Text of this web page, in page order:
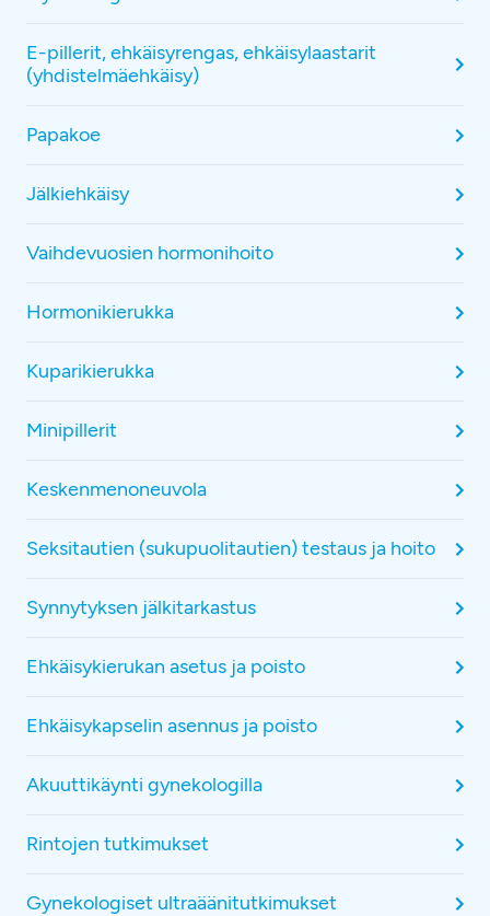
E-pillerit, ehkäisyrengas, ehkäisylaastarit
(yhdistelmäehkäisy)
Papakoe
Jälkiehkäisy
Vaihdevuosien hormonihoito
Hormonikierukka
Kuparikierukka
Minipillerit
Keskenmenoneuvola
Seksitautien (sukupuolitautien) testaus ja hoito
Synnytyksen jälkitarkastus
Ehkäisykierukan asetus ja poisto
Ehkäisykapselin asennus ja poisto
Akuuttikäynti gynekologilla
Rintojen tutkimukset
Gynekologiset ultraäänitutkimukset